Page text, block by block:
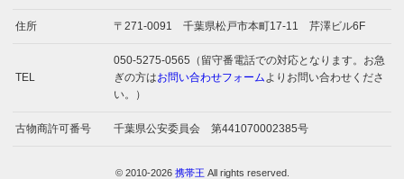
住所 〒271-0091 千葉県松戸市本町17-11 芹澤ビル6F
TEL
050-5275-0565（留守番電話での対応となります。お急
ぎの方はお問い合わせフォームよりお問い合わせくださ
い。）
古物商許可番号 千葉県公安委員会 第441070002385号
© 2010-2026 携帯王 All rights reserved.